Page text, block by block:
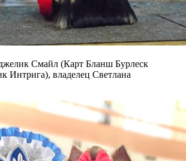
Смайл (Карт Бланш Бурлеск
Интрига), владелец Светлана